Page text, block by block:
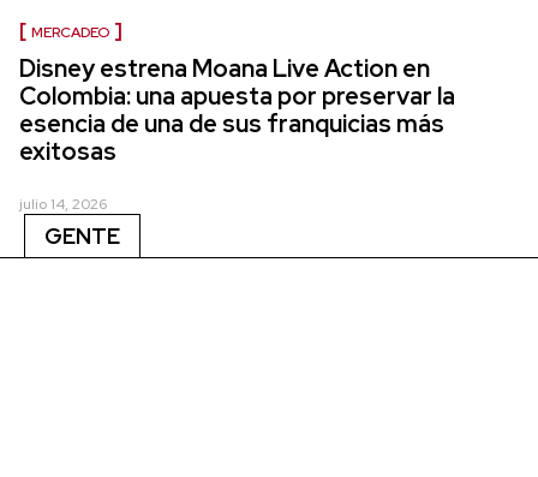
MERCADEO
Disney estrena Moana Live Action en
Colombia: una apuesta por preservar la
esencia de una de sus franquicias más
exitosas
julio 14, 2026
GENTE